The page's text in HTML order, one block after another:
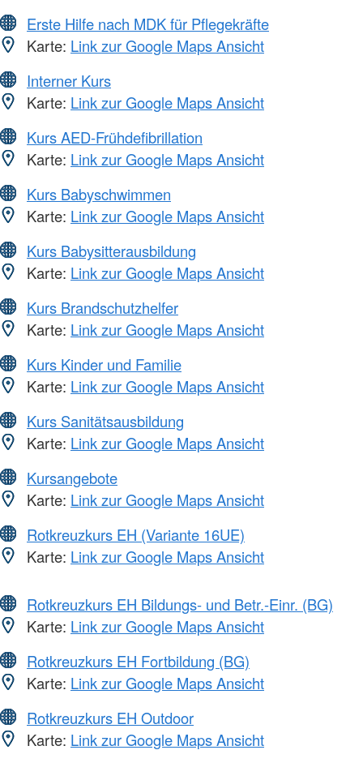
Erste Hilfe nach MDK für Pflegekräfte
Karte: Link zur Google Maps Ansicht
Interner Kurs
Karte: Link zur Google Maps Ansicht
Kurs AED-Frühdefibrillation
Karte: Link zur Google Maps Ansicht
Kurs Babyschwimmen
Karte: Link zur Google Maps Ansicht
Kurs Babysitterausbildung
Karte: Link zur Google Maps Ansicht
Kurs Brandschutzhelfer
Karte: Link zur Google Maps Ansicht
Kurs Kinder und Familie
Karte: Link zur Google Maps Ansicht
Kurs Sanitätsausbildung
Karte: Link zur Google Maps Ansicht
Kursangebote
Karte: Link zur Google Maps Ansicht
Rotkreuzkurs EH (Variante 16UE)
Karte: Link zur Google Maps Ansicht
Rotkreuzkurs EH Bildungs- und Betr.-Einr. (BG)
Karte: Link zur Google Maps Ansicht
Rotkreuzkurs EH Fortbildung (BG)
Karte: Link zur Google Maps Ansicht
Rotkreuzkurs EH Outdoor
Karte: Link zur Google Maps Ansicht